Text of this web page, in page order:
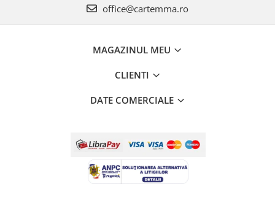
office@cartemma.ro
MAGAZINUL MEU
CLIENTI
DATE COMERCIALE